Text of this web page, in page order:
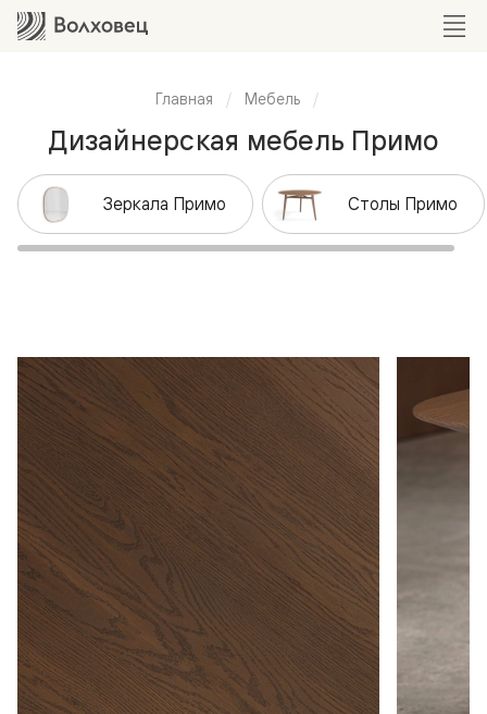
Главная Мебель
Дизайнерская мебель Примо
Зеркала Примо Столы Примо